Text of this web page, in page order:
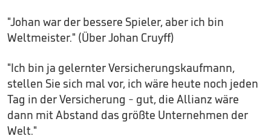
"Johan war der bessere Spieler, aber ich bin
Weltmeister." (Über Johan Cruyff)
"Ich bin ja gelernter Versicherungskaufmann,
stellen Sie sich mal vor, ich wäre heute noch jeden
Tag in der Versicherung - gut, die Allianz wäre
dann mit Abstand das größte Unternehmen der
Welt."